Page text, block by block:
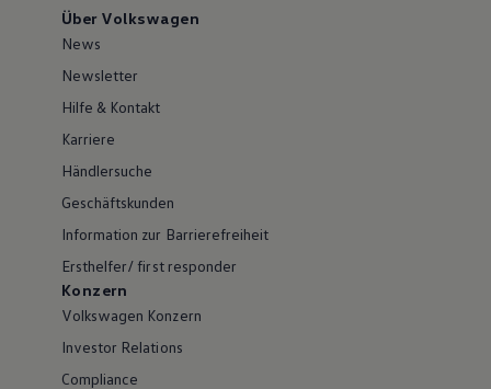
Über Volkswagen
News
Newsletter
Hilfe & Kontakt
Karriere
Händlersuche
Geschäftskunden
Information zur Barrierefreiheit
Ersthelfer/ first responder
Konzern
Volkswagen Konzern
Investor Relations
Compliance